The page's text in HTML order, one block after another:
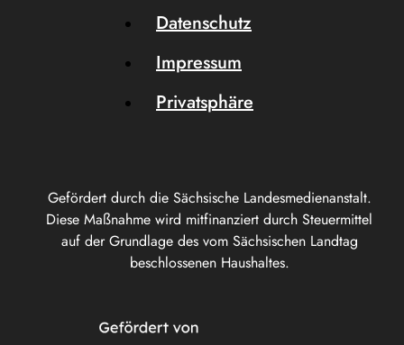
Gefördert durch die Sächsische Landesmedienanstalt.
Diese Maßnahme wird mitfinanziert durch Steuermittel
auf der Grundlage des vom Sächsischen Landtag
beschlossenen Haushaltes.
Datenschutz
Impressum
Privatsphäre